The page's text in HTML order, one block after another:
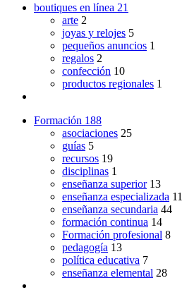
boutiques en línea 21
arte 2
joyas y relojes 5
pequeños anuncios 1
regalos 2
confección 10
productos regionales 1
Formación 188
asociaciones 25
guías 5
recursos 19
disciplinas 1
enseñanza superior 13
enseñanza especializada 11
enseñanza secundaria 44
formación continua 14
Formación profesional 8
pedagogía 13
política educativa 7
enseñanza elemental 28